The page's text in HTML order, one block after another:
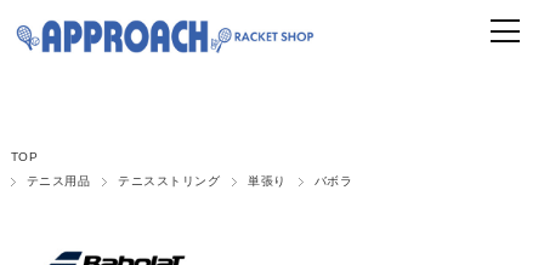
TOP
テニス用品
テニスストリング 単張り バボラ